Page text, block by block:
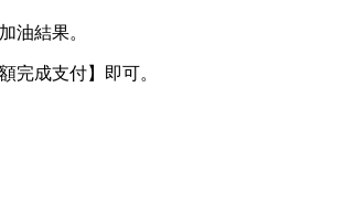
油結果。
完成支付】即可。